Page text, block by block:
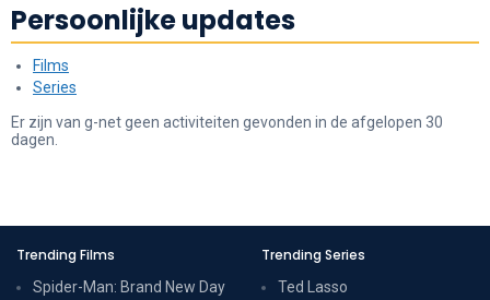
Persoonlijke updates
Films
Series
Er zijn van g-net geen activiteiten gevonden in de afgelopen 30
dagen.
Trending Films
Spider-Man: Brand New Day
Trending Series
Ted Lasso